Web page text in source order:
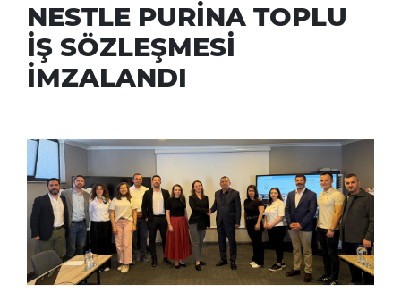
NESTLE PURİNA TOPLU
İŞ SÖZLEŞMESİ
İMZALANDI